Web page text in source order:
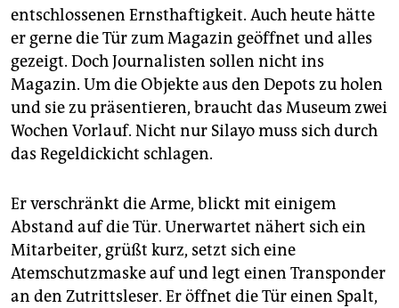
entschlossenen Ernsthaftigkeit. Auch heute hätte
er gerne die Tür zum Magazin geöffnet und alles
gezeigt. Doch Journalisten sollen nicht ins
Magazin. Um die Objekte aus den Depots zu holen
und sie zu präsentieren, braucht das Museum zwei
Wochen Vorlauf. Nicht nur Silayo muss sich durch
das Regeldickicht schlagen.
Er verschränkt die Arme, blickt mit einigem
Abstand auf die Tür. Unerwartet nähert sich ein
Mitarbeiter, grüßt kurz, setzt sich eine
Atemschutzmaske auf und legt einen Transponder
an den Zutrittsleser. Er öffnet die Tür einen Spalt,